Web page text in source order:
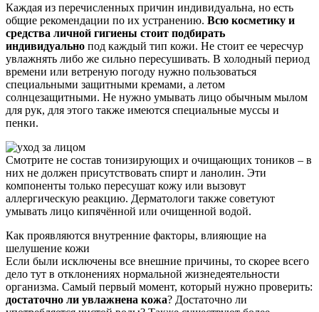
Каждая из перечисленных причин индивидуальна, но есть
общие рекомендации по их устранению. Всю косметику и
средства личной гигиены стоит подбирать
индивидуально под каждый тип кожи. Не стоит ее чересчур
увлажнять либо же сильно пересушивать. В холодный период
времени или ветреную погоду нужно пользоваться
специальными защитными кремами, а летом
солнцезащитными. Не нужно умывать лицо обычным мылом
для рук, для этого также имеются специальные муссы и
пенки.
Смотрите не состав тонизирующих и очищающих тоников – в
них не должен присутствовать спирт и ланолин. Эти
компоненты только пересушат кожу или вызовут
аллергическую реакцию. Дерматологи также советуют
умывать лицо кипячённой или очищенной водой.
Как проявляются внутренние факторы, влияющие на
шелушение кожи
Если были исключены все внешние причины, то скорее всего
дело тут в отклонениях нормальной жизнедеятельности
организма. Самый первый момент, который нужно проверить:
достаточно ли увлажнена кожа? Достаточно ли